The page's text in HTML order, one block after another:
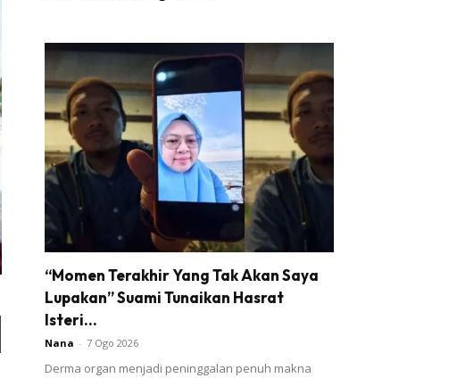
“Momen Terakhir Yang Tak Akan Saya
Lupakan” Suami Tunaikan Hasrat
Isteri...
Nana - 7 Ogo 2026
Derma organ menjadi peninggalan penuh makna